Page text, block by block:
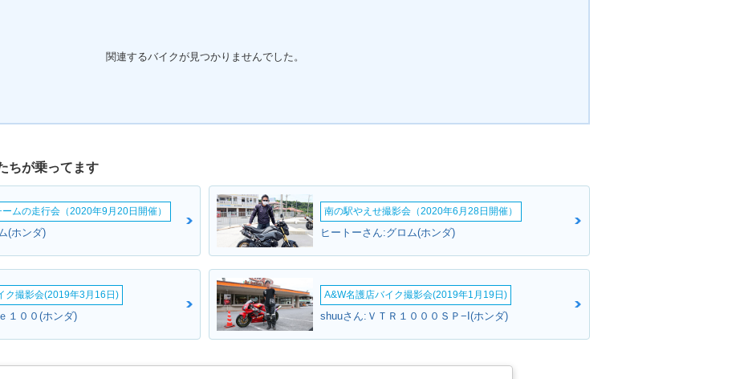
関連するバイクが見つかりませんでした。
ちが乗ってます
ムの走行会（2020年9月20日開催）
(ホンダ)
南の駅やえせ撮影会（2020年6月28日開催）
ヒートーさん:グロム(ホンダ)
ク撮影会(2019年3月16日)
１００(ホンダ)
A&W名護店バイク撮影会(2019年1月19日)
shuuさん:ＶＴＲ１０００ＳＰ−I(ホンダ)